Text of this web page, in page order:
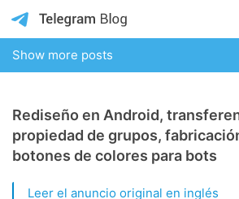
Show more posts
Rediseño en Android,
propiedad de grupos,
botones de colores para bots
Leer el anuncio original en inglés